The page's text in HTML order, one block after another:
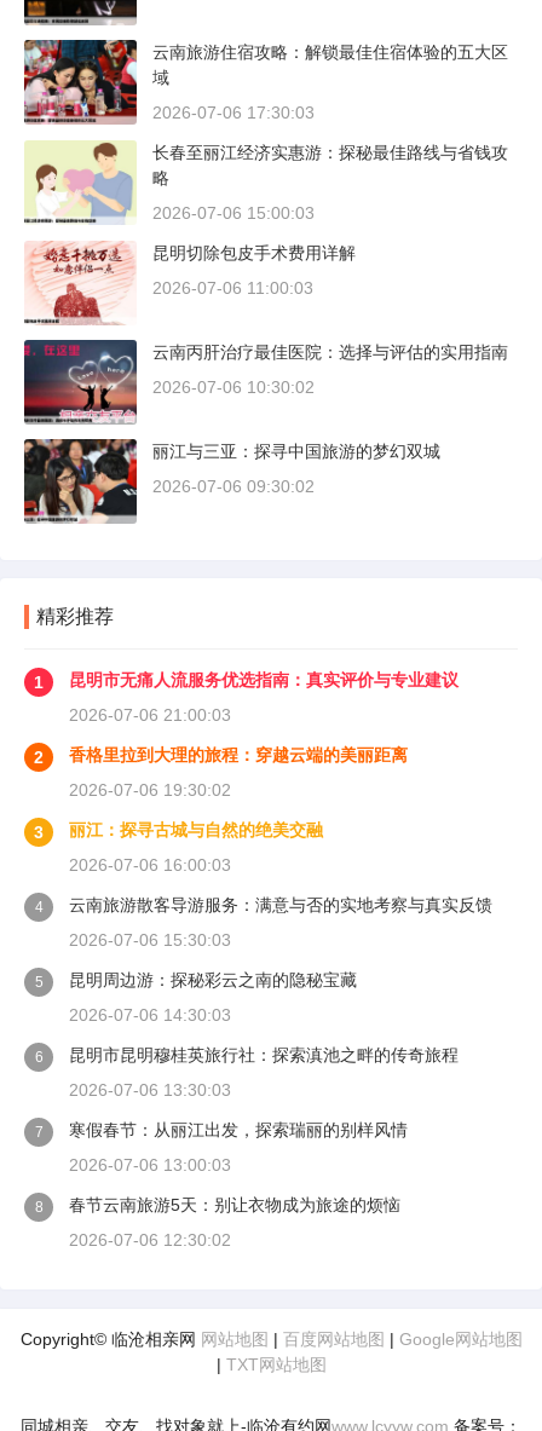
云南旅游住宿攻略：解锁最佳住宿体验的五大区
域
2026-07-06 17:30:03
长春至丽江经济实惠游：探秘最佳路线与省钱攻
略
2026-07-06 15:00:03
昆明切除包皮手术费用详解
2026-07-06 11:00:03
云南丙肝治疗最佳医院：选择与评估的实用指南
2026-07-06 10:30:02
丽江与三亚：探寻中国旅游的梦幻双城
2026-07-06 09:30:02
精彩推荐
1
昆明市无痛人流服务优选指南：真实评价与专业建议
2026-07-06 21:00:03
2
香格里拉到大理的旅程：穿越云端的美丽距离
2026-07-06 19:30:02
3
丽江：探寻古城与自然的绝美交融
2026-07-06 16:00:03
4
云南旅游散客导游服务：满意与否的实地考察与真实反馈
2026-07-06 15:30:03
5
昆明周边游：探秘彩云之南的隐秘宝藏
2026-07-06 14:30:03
6
昆明市昆明穆桂英旅行社：探索滇池之畔的传奇旅程
2026-07-06 13:30:03
7
寒假春节：从丽江出发，探索瑞丽的别样风情
2026-07-06 13:00:03
8
春节云南旅游5天：别让衣物成为旅途的烦恼
2026-07-06 12:30:02
Copyright© 临沧相亲网 网站地图 | 百度网站地图 | Google网站地图
| TXT网站地图
同城相亲、交友、找对象就上-临沧有约网www.lcyyw.com 备案号：